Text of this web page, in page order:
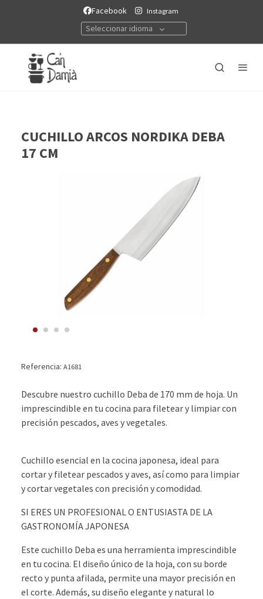
Facebook Instagram
Seleccionar idioma
CUCHILLO ARCOS NORDIKA DEBA
17 CM
Referencia: A1681
Descubre nuestro cuchillo Deba de 170 mm de hoja. Un
imprescindible en tu cocina para filetear y limpiar con
precisión pescados, aves y vegetales.
Cuchillo esencial en la cocina japonesa, ideal para
cortar y filetear pescados y aves, así como para limpiar
y cortar vegetales con precisión y comodidad.
SI ERES UN PROFESIONAL O ENTUSIASTA DE LA
GASTRONOMÍA JAPONESA
Este cuchillo Deba es una herramienta imprescindible
en tu cocina. El diseño único de la hoja, con su borde
recto y punta afilada, permite una mayor precisión en
el corte. Además, su diseño elegante y natural lo